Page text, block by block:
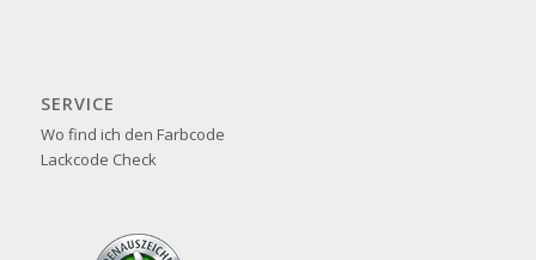
SERVICE
Wo find ich den Farbcode
Lackcode Check